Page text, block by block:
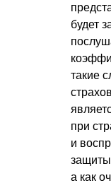
будет
такие
при
и
а как